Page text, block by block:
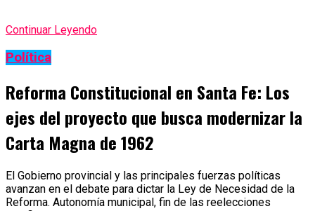
Continuar Leyendo
Política
Reforma Constitucional en Santa Fe: Los
ejes del proyecto que busca modernizar la
Carta Magna de 1962
El Gobierno provincial y las principales fuerzas políticas
avanzan en el debate para dictar la Ley de Necesidad de la
Reforma. Autonomía municipal, fin de las reelecciones